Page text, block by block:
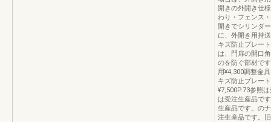
開きの外開き仕
わり・フェンス
開きでシリンダ
に、外開き用持
キズ防止プレー
は、門扉の開口
のを防ぐ部材で
用¥4,300調整金
キズ防止プレー
¥7,500P.73参照
は受注生産品で
生産品です。の
注生産品です。